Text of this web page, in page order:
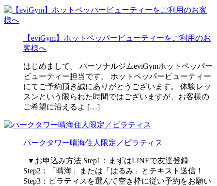
【eviGym】ホットペッパービューティーをご利用のお
客様へ
はじめまして。 パーソナルジムeviGymホットペッパー
ビューティー担当です。 ホットペッパービューティー
にてご予約頂き誠にありがとうございます。 体験レッ
スンという限られた時間ではございますが、お客様の
ご希望に沿えるよ […]
パークタワー晴海住人限定／ピラティス
▼お申込み方法 Step1：まずはLINEで友達登録
Step2：「晴海」または「はるみ」とテキスト送信！
Step3：ピラティスを選んで空き枠に従い予約をお願い